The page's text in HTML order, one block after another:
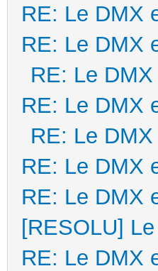
RE: Le DMX
RE: Le DMX
RE: Le
RE: Le DMX
RE: Le
RE: Le DMX
RE: Le DMX
[RESOLU]
RE: Le DMX